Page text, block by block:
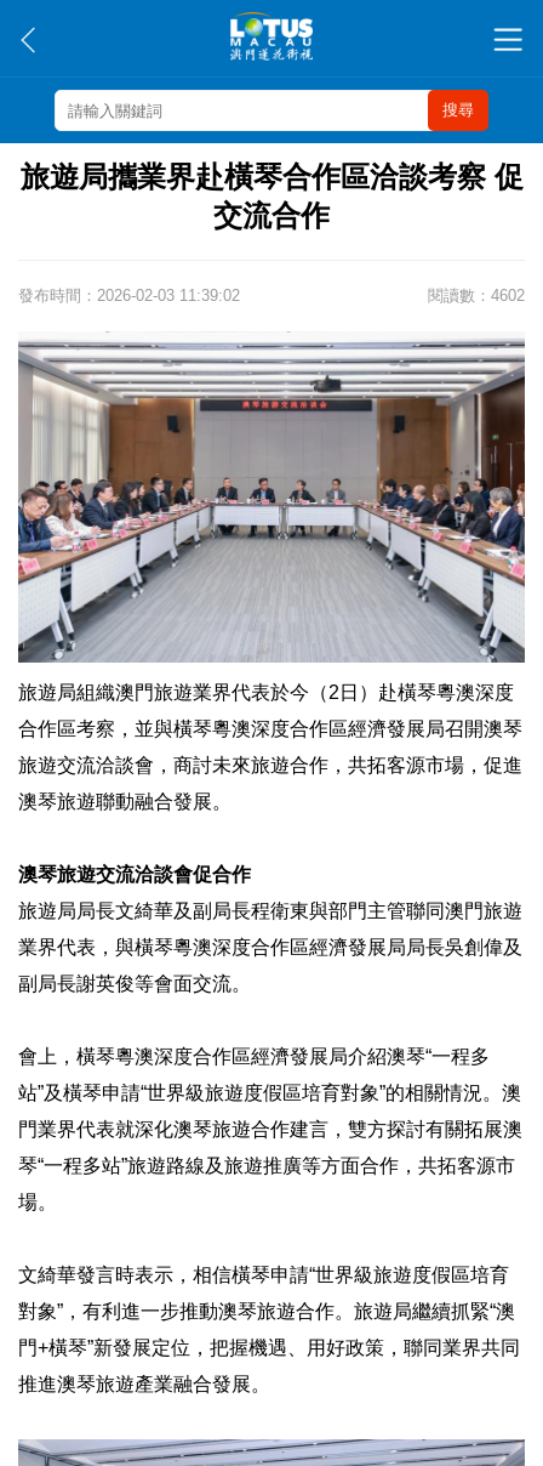
搜尋
旅遊局攜業界赴橫琴合作區洽談考察 促
交流合作
發布時間：2026-02-03 11:39:02 閱讀數：4602
旅遊局組織澳門旅遊業界代表於今（2日）赴橫琴粵澳深度
合作區考察，並與橫琴粵澳深度合作區經濟發展局召開澳琴
旅遊交流洽談會，商討未來旅遊合作，共拓客源市場，促進
澳琴旅遊聯動融合發展。
澳琴旅遊交流洽談會促合作
旅遊局局長文綺華及副局長程衛東與部門主管聯同澳門旅遊
業界代表，與橫琴粵澳深度合作區經濟發展局局長吳創偉及
副局長謝英俊等會面交流。
會上，橫琴粵澳深度合作區經濟發展局介紹澳琴“一程多
站”及橫琴申請“世界級旅遊度假區培育對象”的相關情況。澳
門業界代表就深化澳琴旅遊合作建言，雙方探討有關拓展澳
琴“一程多站”旅遊路線及旅遊推廣等方面合作，共拓客源市
場。
文綺華發言時表示，相信橫琴申請“世界級旅遊度假區培育
對象”，有利進一步推動澳琴旅遊合作。旅遊局繼續抓緊“澳
門+橫琴”新發展定位，把握機遇、用好政策，聯同業界共同
推進澳琴旅遊產業融合發展。